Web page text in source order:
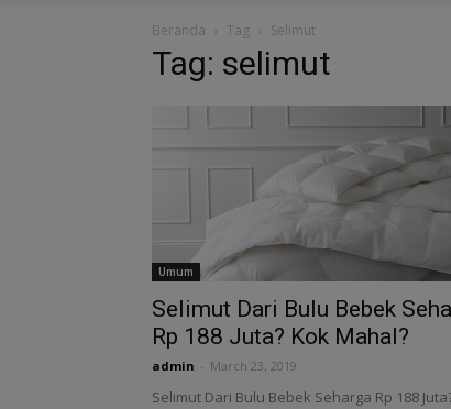
Beranda Tag Selimut
Tag: selimut
Umum
Selimut Dari Bulu Bebek
Rp 188 Juta? Kok Mahal?
admin March 23, 2019
Selimut Dari Bulu Bebek Seharga Rp 188 Juta?